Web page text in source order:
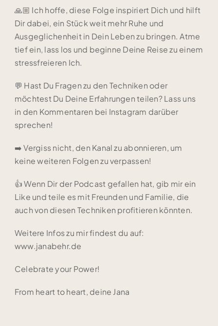
🙏🏼 Ich hoffe, diese Folge inspiriert Dich und hilft
Dir dabei, ein Stück weit mehr Ruhe und
Ausgeglichenheit in Dein Leben zu bringen. Atme
tief ein, lass los und beginne Deine Reise zu einem
stressfreieren Ich.
💬 Hast Du Fragen zu den Techniken oder
möchtest Du Deine Erfahrungen teilen? Lass uns
in den Kommentaren bei Instagram darüber
sprechen!
➡️ Vergiss nicht, den Kanal zu abonnieren, um
keine weiteren Folgen zu verpassen!
👍 Wenn Dir der Podcast gefallen hat, gib mir ein
Like und teile es mit Freunden und Familie, die
auch von diesen Techniken profitieren könnten.
Weitere Infos zu mir findest du auf:
www.janabehr.de
Celebrate your Power!
From heart to heart, deine Jana